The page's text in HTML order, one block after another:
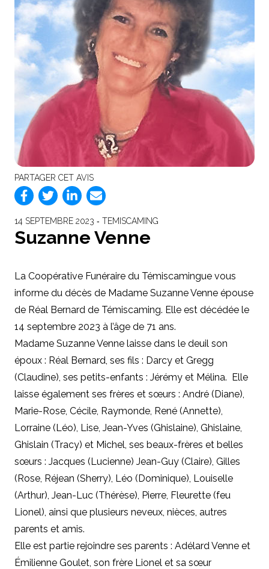
PARTAGER CET AVIS
14 SEPTEMBRE 2023 ‐ TEMISCAMING
Suzanne Venne
La Coopérative Funéraire du Témiscamingue vous
informe du décès de Madame Suzanne Venne épouse
de Réal Bernard de Témiscaming. Elle est décédée le
14 septembre 2023 à l’âge de 71 ans.
Madame Suzanne Venne laisse dans le deuil son
époux : Réal Bernard, ses fils : Darcy et Gregg
(Claudine), ses petits-enfants : Jérémy et Mélina. Elle
laisse également ses frères et sœurs : André (Diane),
Marie-Rose, Cécile, Raymonde, René (Annette),
Lorraine (Léo), Lise, Jean-Yves (Ghislaine), Ghislaine,
Ghislain (Tracy) et Michel, ses beaux-frères et belles
sœurs : Jacques (Lucienne) Jean-Guy (Claire), Gilles
(Rose, Réjean (Sherry), Léo (Dominique), Louiselle
(Arthur), Jean-Luc (Thérèse), Pierre, Fleurette (feu
Lionel), ainsi que plusieurs neveux, nièces, autres
parents et amis.
Elle est partie rejoindre ses parents : Adélard Venne et
Émilienne Goulet, son frère Lionel et sa sœur